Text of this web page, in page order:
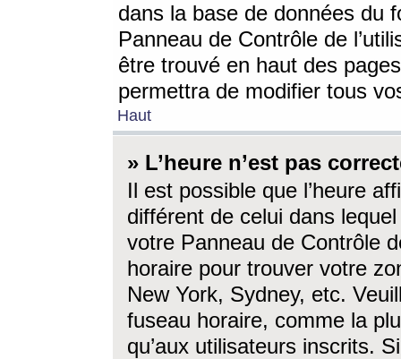
dans la base de données du
Panneau de Contrôle de
être trouvé en haut des
permettra de modifier tous
Haut
» L’heure n’est pas
Il est possible que l’heure
différent de celui dans
votre Panneau de Contrôle
horaire pour trouver votre
New York, Sydney, etc.
fuseau horaire, comme la
qu’aux utilisateurs inscrits.